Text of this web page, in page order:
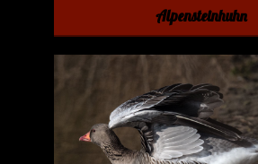
Alpensteinhuhn